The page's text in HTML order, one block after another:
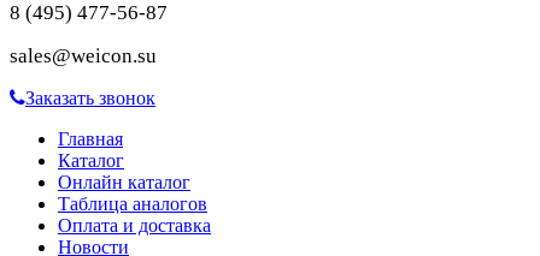
8 (495) 477-56-87
sales@weicon.su
Заказать звонок
Главная
Каталог
Онлайн каталог
Таблица аналогов
Оплата и доставка
Новости